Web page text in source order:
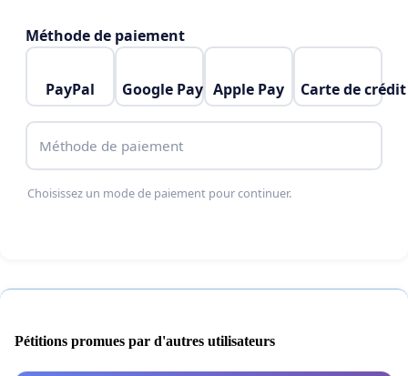
Méthode de paiement
PayPal Google Pay Apple Pay Carte de crédit
Méthode de paiement
Choisissez un mode de paiement pour continuer.
Pétitions promues par d'autres utilisateurs